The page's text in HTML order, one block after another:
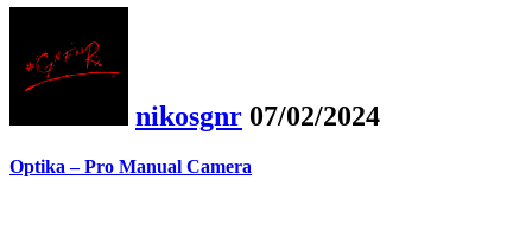
nikosgnr 07/02/2024
Optika – Pro Manual Camera